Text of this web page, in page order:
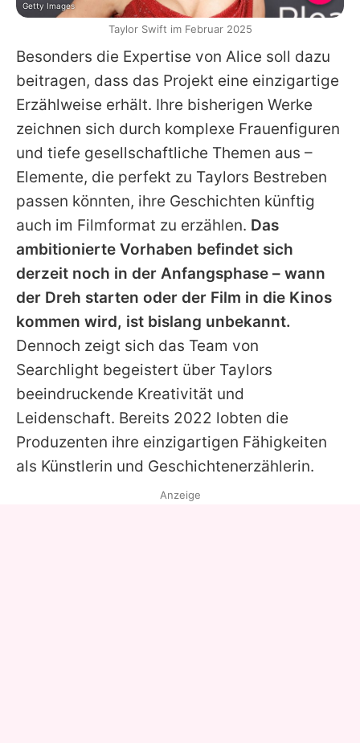
Besonders die Expertise von Alice soll dazu
beitragen, dass das Projekt eine einzigartige
Erzählweise erhält. Ihre bisherigen Werke
zeichnen sich durch komplexe Frauenfiguren
und tiefe gesellschaftliche Themen aus –
Elemente, die perfekt zu Taylors Bestreben
passen könnten, ihre Geschichten künftig
auch im Filmformat zu erzählen. Das
ambitionierte Vorhaben befindet sich
derzeit noch in der Anfangsphase – wann
der Dreh starten oder der Film in die Kinos
kommen wird, ist bislang unbekannt.
Dennoch zeigt sich das Team von
Searchlight begeistert über Taylors
beeindruckende Kreativität und
Leidenschaft. Bereits 2022 lobten die
Produzenten ihre einzigartigen Fähigkeiten
als Künstlerin und Geschichtenerzählerin.
Getty Images
Taylor Swift im Februar 2025
Anzeige